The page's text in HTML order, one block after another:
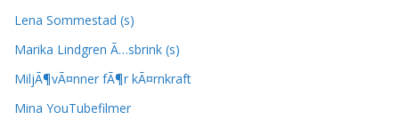
Lena Sommestad (s)
Marika Lindgren Ã…sbrink (s)
MiljÃ¶vÃ¤nner fÃ¶r kÃ¤rnkraft
Mina YouTubefilmer